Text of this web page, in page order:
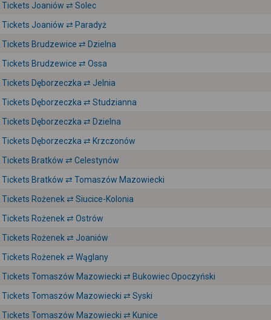
Tickets Joaniów ⇄ Solec
Tickets Joaniów ⇄ Paradyż
Tickets Brudzewice ⇄ Dzielna
Tickets Brudzewice ⇄ Ossa
Tickets Dęborzeczka ⇄ Jelnia
Tickets Dęborzeczka ⇄ Studzianna
Tickets Dęborzeczka ⇄ Dzielna
Tickets Dęborzeczka ⇄ Krzczonów
Tickets Bratków ⇄ Celestynów
Tickets Bratków ⇄ Tomaszów Mazowiecki
Tickets Rożenek ⇄ Siucice-Kolonia
Tickets Rożenek ⇄ Ostrów
Tickets Rożenek ⇄ Joaniów
Tickets Rożenek ⇄ Wąglany
Tickets Tomaszów Mazowiecki ⇄ Bukowiec Opoczyński
Tickets Tomaszów Mazowiecki ⇄ Syski
Tickets Tomaszów Mazowiecki ⇄ Kunice